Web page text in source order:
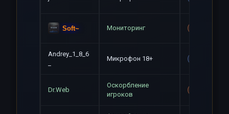
Soft~ Мониторинг
Andrey_1_8_6
Микрофон 18+
Dr.Web
Оскорбление
игроков